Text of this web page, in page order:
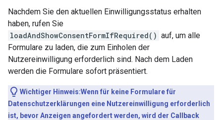
Nachdem Sie den aktuellen Einwilligungsstatus erhalten
haben, rufen Sie
loadAndShowConsentFormIfRequired() auf, um alle
Formulare zu laden, die zum Einholen der
Nutzereinwilligung erforderlich sind. Nach dem Laden
werden die Formulare sofort präsentiert.
Wichtiger Hinweis:Wenn für keine Formulare für
Datenschutzerklärungen eine Nutzereinwilligung erforderlich
ist, bevor Anzeigen angefordert werden, wird der Callback